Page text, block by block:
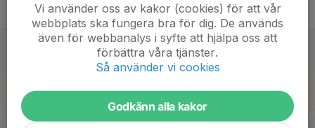
Sön
v.52
Vi använder oss av kakor (cookies) för att vår
webbplats ska fungera bra för dig. De används
även för webbanalys i syfte att hjälpa oss att
förbättra våra tjänster.
Så använder vi cookies
Godkänn alla kakor